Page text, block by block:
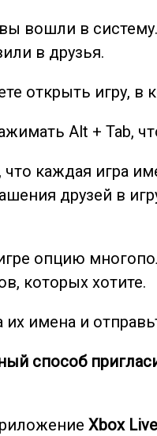
вошли в
в друзья.
открыть игру, в
Alt + Tab,
что каждая игра
друзей в
опцию
которых хотите.
их имена и
способ
Xbox